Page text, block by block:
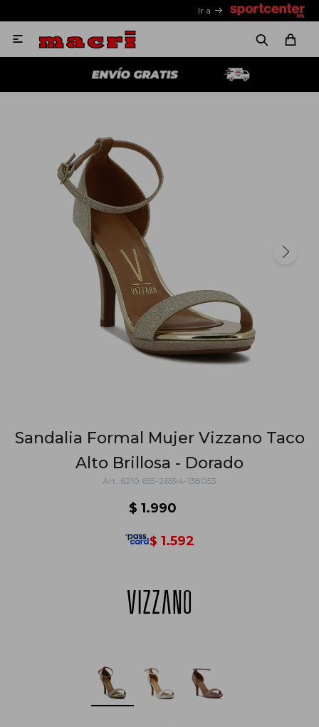
Ir a

Sandalia Formal Mujer Vizzano Taco
Alto Brillosa - Dorado
6210.655-26594-138053
$ 1.990
$ 1.592